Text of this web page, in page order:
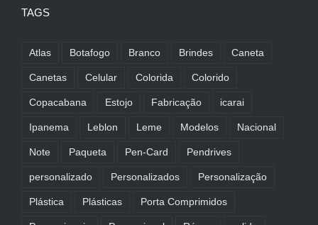
TAGS
Atlas Botafogo Branco Brindes Caneta
Canetas Celular Colorida Colorido
Copacabana Estojo Fabricação icarai
Ipanema Leblon Leme Modelos Nacional
Note Paqueta Pen-Card Pendrives
personalizado Personalizados Personalização
Plástica Plásticas Porta Comprimidos